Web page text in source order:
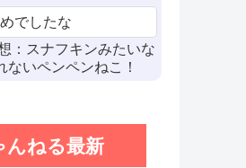
でしたな
：スナフキンみたいな
いペンペンねこ！
んねる最新